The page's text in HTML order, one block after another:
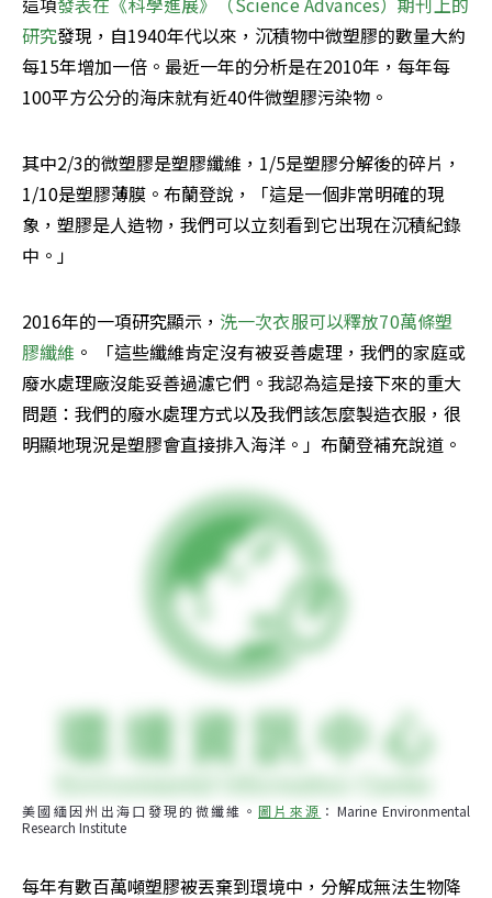
研究發現，自1940年代以來，沉積物中微塑膠的數量大約
每15年增加一倍。最近一年的分析是在2010年，每年每
100平方公分的海床就有近40件微塑膠污染物。
其中2/3的微塑膠是塑膠纖維，1/5是塑膠分解後的碎片，
1/10是塑膠薄膜。布蘭登說，「這是一個非常明確的現
象，塑膠是人造物，我們可以立刻看到它出現在沉積紀錄
中。」
2016年的一項研究顯示， 洗一次衣服可以釋放70萬條塑
膠纖維 。 「這些纖維肯定沒有被妥善處理，我們的家庭或
廢水處理廠沒能妥善過濾它們。我認為這是接下來的重大
問題：我們的廢水處理方式以及我們該怎麼製造衣服，很
明顯地現況是塑膠會直接排入海洋。」布蘭登補充說道。
美國緬因州出海口發現的微纖維。 圖片來源 ：Marine Environmental
Research Institute
每年有數百萬噸塑膠被丟棄到環境中，分解成無法生物降